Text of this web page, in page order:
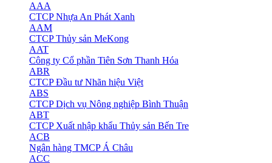
AAA
CTCP Nhựa An Phát Xanh
AAM
CTCP Thủy sản MeKong
AAT
Công ty Cổ phần Tiên Sơn Thanh Hóa
ABR
CTCP Đầu tư Nhãn hiệu Việt
ABS
CTCP Dịch vụ Nông nghiệp Bình Thuận
ABT
CTCP Xuất nhập khẩu Thủy sản Bến Tre
ACB
Ngân hàng TMCP Á Châu
ACC